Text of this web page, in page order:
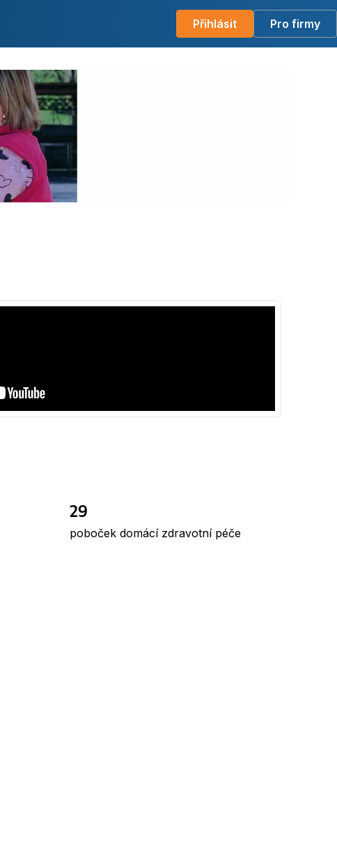
Přihlásit Pro firmy
29
poboček domácí zdravotní péče